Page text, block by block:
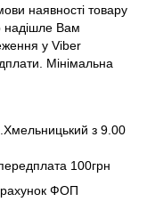
наявності товару
надішле Вам
у Viber
Мінімальна
з 9.00
100грн
рахунок ФОП